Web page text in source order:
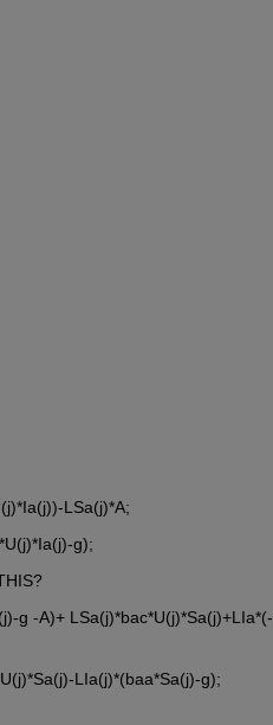
LSa(j)*A;
g);
g -A)+ LSa(j)*bac*U(j)*Sa(j)+LIa*(-
LIa(j)*(baa*Sa(j)-g);